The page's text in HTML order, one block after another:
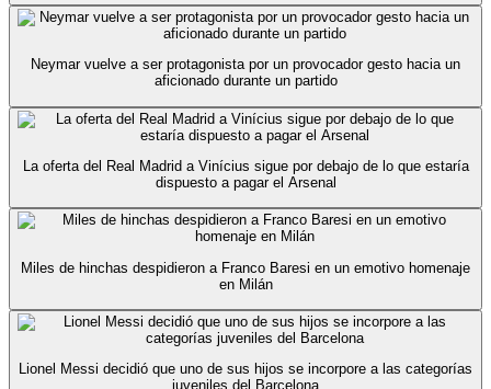
Neymar vuelve a ser protagonista por un provocador gesto hacia un
aficionado durante un partido
La oferta del Real Madrid a Vinícius sigue por debajo de lo que estaría
dispuesto a pagar el Arsenal
Miles de hinchas despidieron a Franco Baresi en un emotivo homenaje
en Milán
Lionel Messi decidió que uno de sus hijos se incorpore a las categorías
juveniles del Barcelona